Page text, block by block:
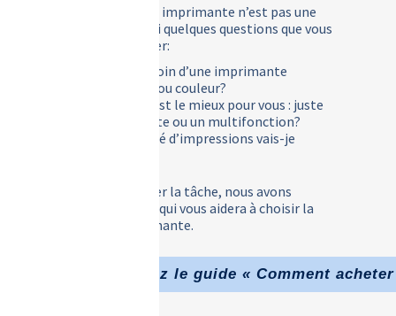
Trouver la bonne imprimante n’est pas une
tâche facile. Voici quelques questions que vous
pouvez vous poser:
Avez-vous besoin d’une imprimante
monochrome ou couleur?
Qu’est-ce qui est le mieux pour vous : juste
une imprimante ou un multifonction?
Quelle quantité d’impressions vais-je
Pour vous faciliter la tâche, nous avons
élaboré un guide qui vous aidera à choisir la
meilleure imprimante.
Téléchargez le guide « Comment